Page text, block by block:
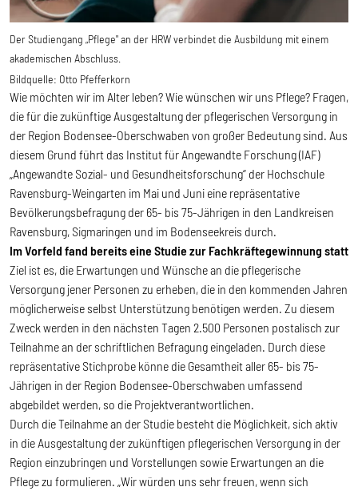
Der Studiengang „Pflege" an der HRW verbindet die Ausbildung mit einem
akademischen Abschluss.
Bildquelle: Otto Pfefferkorn
Wie möchten wir im Alter leben? Wie wünschen wir uns Pflege? Fragen,
die für die zukünftige Ausgestaltung der pflegerischen Versorgung in
der Region Bodensee-Oberschwaben von großer Bedeutung sind. Aus
diesem Grund führt das Institut für Angewandte Forschung (IAF)
„Angewandte Sozial- und Gesundheitsforschung“ der Hochschule
Ravensburg-Weingarten im Mai und Juni eine repräsentative
Bevölkerungsbefragung der 65- bis 75-Jährigen in den Landkreisen
Ravensburg, Sigmaringen und im Bodenseekreis durch.
Im Vorfeld fand bereits eine Studie zur Fachkräftegewinnung statt
Ziel ist es, die Erwartungen und Wünsche an die pflegerische
Versorgung jener Personen zu erheben, die in den kommenden Jahren
möglicherweise selbst Unterstützung benötigen werden. Zu diesem
Zweck werden in den nächsten Tagen 2.500 Personen postalisch zur
Teilnahme an der schriftlichen Befragung eingeladen. Durch diese
repräsentative Stichprobe könne die Gesamtheit aller 65- bis 75-
Jährigen in der Region Bodensee-Oberschwaben umfassend
abgebildet werden, so die Projektverantwortlichen.
Durch die Teilnahme an der Studie besteht die Möglichkeit, sich aktiv
in die Ausgestaltung der zukünftigen pflegerischen Versorgung in der
Region einzubringen und Vorstellungen sowie Erwartungen an die
Pflege zu formulieren. „Wir würden uns sehr freuen, wenn sich